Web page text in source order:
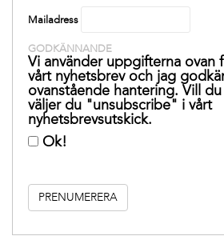
Mailadress
GODKÄNNANDE
Vi använder uppgifterna ovan
vårt nyhetsbrev och jag
ovanstående hantering. Vill
väljer du "unsubscribe" i vårt
nyhetsbrevsutskick.
Ok!